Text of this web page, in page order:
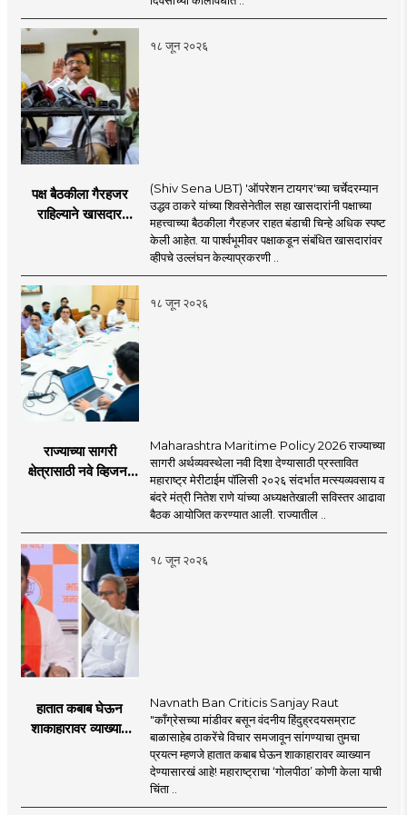
१८ जून २०२६
पक्ष बैठकीला गैरहजर
राहिल्याने खासदार
काय सांगतो?
(Shiv Sena UBT) 'ऑपरेशन टायगर'च्या चर्चेदरम्यान
उद्धव ठाकरे यांच्या शिवसेनेतील सहा खासदारांनी पक्षाच्या
महत्त्वाच्या बैठकीला गैरहजर राहत बंडाची चिन्हे अधिक स्पष्ट
केली आहेत. या पार्श्वभूमीवर पक्षाकडून संबंधित खासदारांवर
व्हीपचे उल्लंघन केल्याप्रकरणी ..
१८ जून २०२६
राज्याच्या सागरी
क्षेत्रासाठी नवे व्हिजन;
प्रस्ताव
Maharashtra Maritime Policy 2026 राज्याच्या
सागरी अर्थव्यवस्थेला नवी दिशा देण्यासाठी प्रस्तावित
महाराष्ट्र मेरीटाईम पॉलिसी २०२६ संदर्भात मत्स्यव्यवसाय व
बंदरे मंत्री नितेश राणे यांच्या अध्यक्षतेखाली सविस्तर आढावा
बैठक आयोजित करण्यात आली. राज्यातील ..
१८ जून २०२६
हातात कबाब घेऊन
शाकाहारावर व्याख्यान
Navnath Ban Criticis Sanjay Raut
"काँग्रेसच्या मांडीवर बसून वंदनीय हिंदुह्रदयसम्राट
बाळासाहेब ठाकरेंचे विचार समजावून सांगण्याचा तुमचा
प्रयत्न म्हणजे हातात कबाब घेऊन शाकाहारावर व्याख्यान
देण्यासारखं आहे! महाराष्ट्राचा ‘गोलपीठा’ कोणी केला याची
चिंता ..